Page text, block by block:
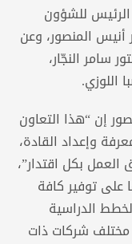
الرئيس للشؤون
أنيس المنصور، وعن
سامر النجّار،
اللوزي.
إن “هذا التعاون
وإعداد القادة،
بكل اقتدار”،
على توفير كافة
الدراسية
مختلف شركات ذات